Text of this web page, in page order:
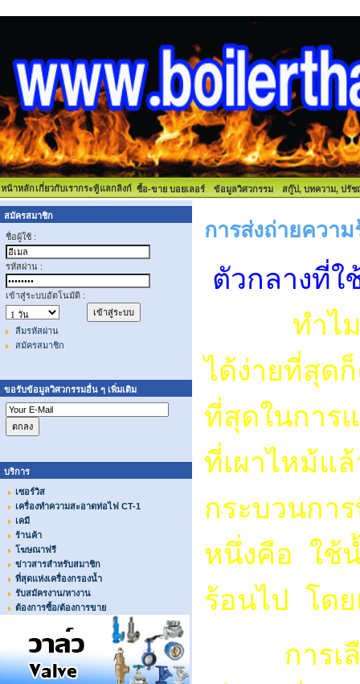
หน้าหลักเกี่ยวกับเรากระทู้แลกลิงก์ ซื้อ-ขาย บอยเลอร์ ข้อมูลวิศวกรรม สกู๊ป, บทความ, ปรัช
สมัครสมาชิก
ชื่อผู้ใช้ :
รหัสผ่าน :
เข้าสู่ระบบอัตโนมัติ :
ลืมรหัสผ่าน
สมัครสมาชิก
ขอรับข้อมูลวิศวกรรมอื่น ๆ เพิ่มเติม
บริการ
เซอร์วิส
เครื่องทำความสะอาดท่อไฟ CT-1
เคมี
ร้านค้า
โฆษณาฟรี
ข่าวสารสำหรับสมาชิก
ที่สุดแห่งเครื่องกรองน้ำ
รับสมัครงาน/หางาน
ต้องการซื้อ/ต้องการขาย
การส่งถ่ายควา
ตัวกลางที่ใ
ทำไมต้อ
ได้ง่ายที่สุด
ที่สุดในการ
ที่เผาไหม้แ
กระบวนกา
หนึ่งคือ ใช้
ร้อนไป โด
การเลือ